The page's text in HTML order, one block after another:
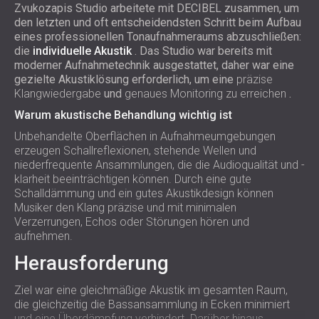
SCHALLSCHUTZ UND AKUSTIK FÜR
HALLEN
SCHALLDÄMMUNG UND
AKUSTIKLÖSUNGEN FÜR
EINZELHANDELSFLÄCHEN
SCHALLSCHUTZ UND AKUSTIK FÜR
BILDUNGSEINRICHTUNGEN
SCHALLSCHUTZ UND AKUSTIK FÜR
GESUNDHEITSEINRICHTUNGE
SCHALLSCHUTZ UND
AKUSTIKLÖSUNGEN FÜR DEN
AUDIOLOGIEBEREICH
SCHALLDÄMMUNG UND
RECHENZENTREN
POLAND (PL)
FINLAND (FI)
РОССИЯ (RU)
USA (US)
SOUTH AFRICA (ZA)
Zvukozapis Studio arbeitete mit DECIBEL zusammen, um
den letzten und oft entscheidendsten Schritt beim Aufbau
eines professionellen Tonaufnahmeraums abzuschließen:
die individuelle Akustik . Das Studio war bereits mit
moderner Aufnahmetechnik ausgestattet, daher war eine
gezielte Akustiklösung erforderlich, um eine präzise
Klangwiedergabe und genaues Monitoring zu erreichen .
Warum akustische Behandlung wichtig ist
Unbehandelte Oberflächen in Aufnahmeumgebungen
erzeugen Schallreflexionen, stehende Wellen und
niederfrequente Ansammlungen, die die Audioqualität und -
klarheit beeinträchtigen können. Durch eine gute
Schalldämmung und ein gutes Akustikdesign können
Musiker den Klang präzise und mit minimalen
Verzerrungen, Echos oder Störungen hören und
aufnehmen.
Herausforderung
Ziel war eine gleichmäßige Akustik im gesamten Raum,
die gleichzeitig die Bassansammlung in Ecken minimiert